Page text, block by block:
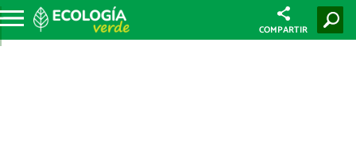
COMPARTIR